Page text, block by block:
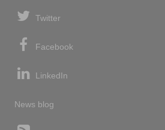
Twitter
Facebook
LinkedIn
News blog